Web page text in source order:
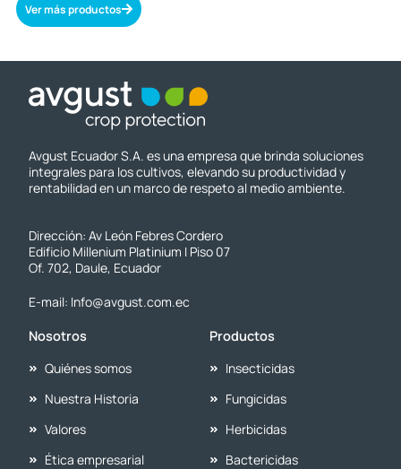
Ver más productos
Avgust Ecuador S.A. es una empresa que brinda soluciones
integrales para los cultivos, elevando su productividad y
rentabilidad en un marco de respeto al medio ambiente.
Dirección: Av León Febres Cordero
Edificio Millenium Platinium I Piso 07
Of. 702, Daule, Ecuador
E-mail: Info@avgust.com.ec
Nosotros
Quiénes somos
Nuestra Historia
Valores
Ética empresarial
Productos
Insecticidas
Fungicidas
Herbicidas
Bactericidas